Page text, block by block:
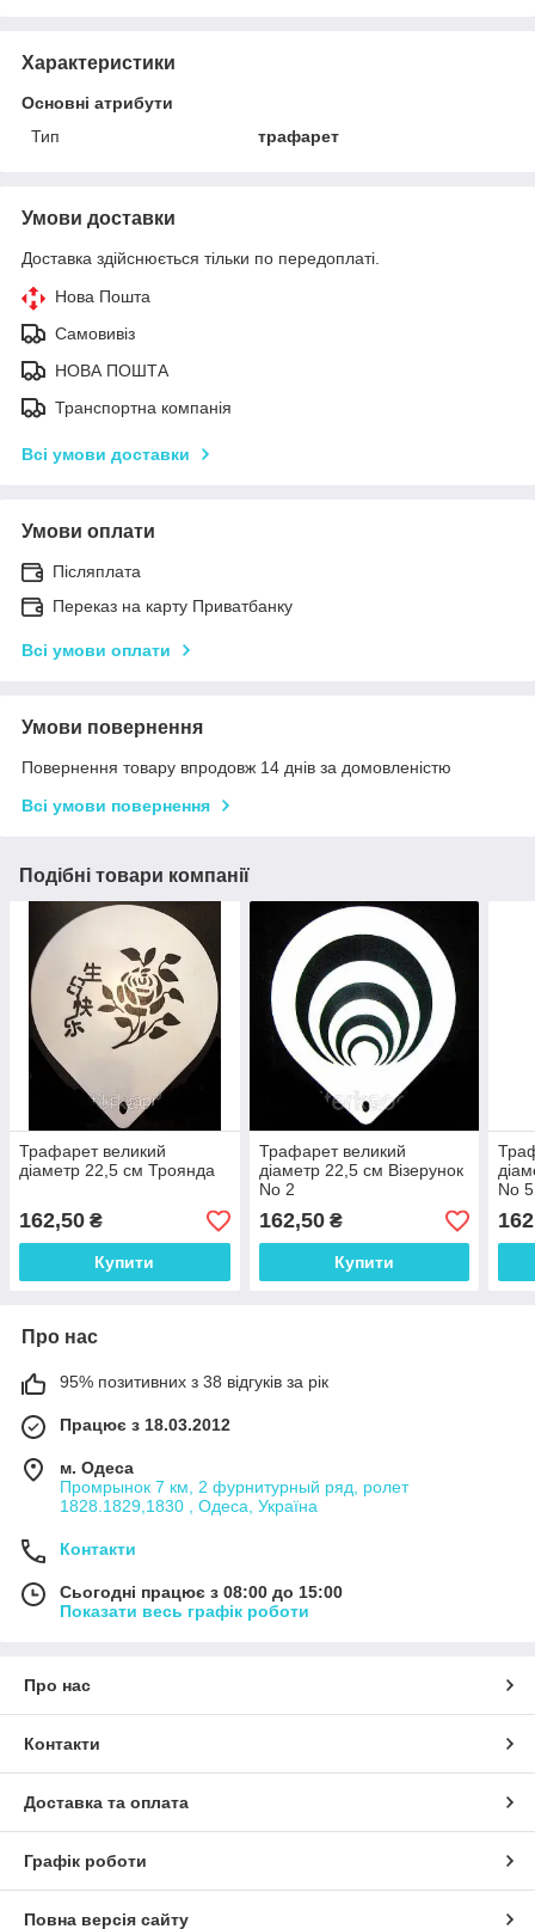
Характеристики
Основні атрибути
Тип
трафарет
Умови доставки
Доставка здійснюється тільки по передоплаті.
Нова Пошта
Самовивіз
НОВА ПОШТА
Транспортна компанія
Всі умови доставки
Умови оплати
Післяплата
Переказ на карту Приватбанку
Всі умови оплати
Умови повернення
Повернення товару впродовж 14 днів за домовленістю
Всі умови повернення
Подібні товари компанії
Трафарет великий
діаметр 22,5 см Троянда
162,50 ₴
Купити
Трафарет великий
діаметр 22,5 см Візерунок
No 2
162,50₴
Купити
No 5
Про нас
95% позитивних з 38 відгуків за рік
Працює з 18.03.2012
м. Одеса
Промрынок 7 км, 2 фурнитурный ряд, ролет
1828.1829,1830 , Одеса, Україна
Контакти
Сьогодні працює з 08:00 до 15:00
Показати весь графік роботи
Про нас
Контакти
Доставка та оплата
Графік роботи
Повна версія сайту